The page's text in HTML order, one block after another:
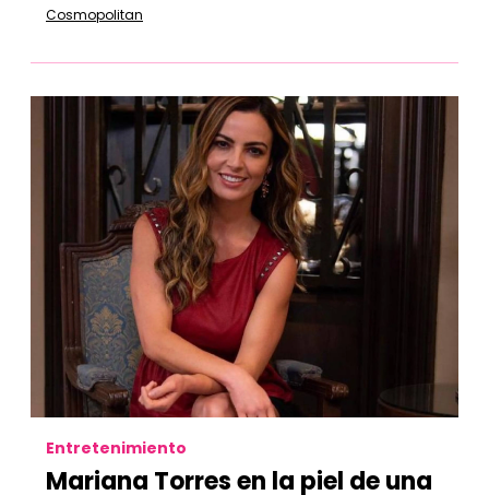
Cosmopolitan
Entretenimiento
Mariana Torres en la piel de una